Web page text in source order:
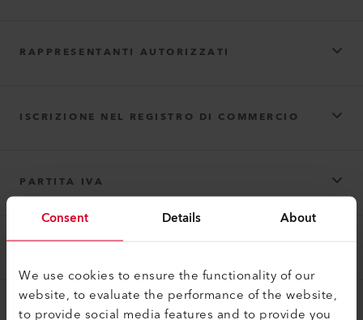
Consent Details About
We use cookies to ensure the functionality of our
website, to evaluate the performance of the website,
to provide social media features and to provide you
RAPPRESENTANTI AUTORIZZATI
ISCRIZIONE NEL REGISTRO DI COMMERCIO
Ragione sociale registrata: F. Jannone AG
PARTITA IVA
F. Jannone AG
ESCLUSIONE DI RESPONSABILITÀ
RESPONSABILITÀ PER I LINK